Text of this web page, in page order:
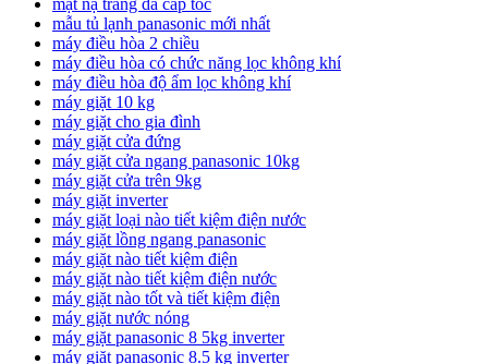
mẫu tủ lạnh panasonic mới nhất
máy điều hòa 2 chiều
máy điều hòa có chức năng lọc không khí
máy điều hòa độ ẩm lọc không khí
máy giặt 10 kg
máy giặt cho gia đình
máy giặt cửa đứng
máy giặt cửa ngang panasonic 10kg
máy giặt cửa trên 9kg
máy giặt inverter
máy giặt loại nào tiết kiệm điện nước
máy giặt lồng ngang panasonic
máy giặt nào tiết kiệm điện
máy giặt nào tiết kiệm điện nước
máy giặt nào tốt và tiết kiệm điện
máy giặt nước nóng
máy giặt panasonic 8 5kg inverter
máy giặt panasonic 8.5 kg inverter